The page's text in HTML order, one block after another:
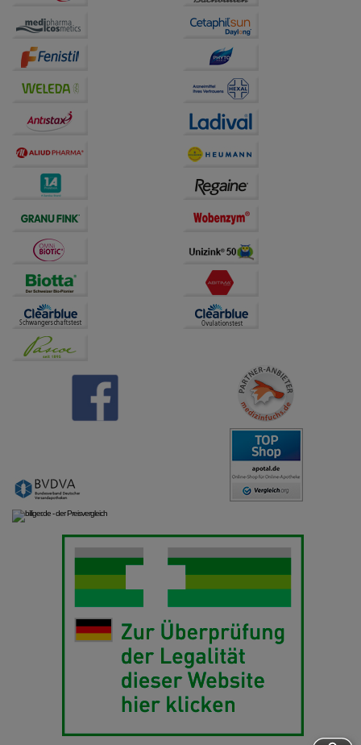
Website weiter für Sie optimieren können, den Inhalt
auf unserer Website aber auch die Werbung auf
Drittseiten möglichst relevant für Sie zu gestalten.
Bitte beachten Sie, dass Daten hierfür teilweise an
Dritte wie z.B. Google oder soziale Medien